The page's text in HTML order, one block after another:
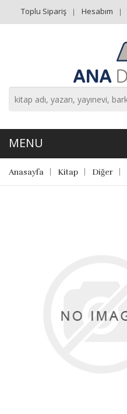
Toplu Sipariş Hesabım
Anasayfa Kitap Diğer